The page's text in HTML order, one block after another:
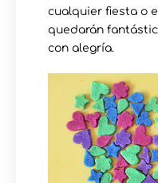
cualquier fiesta o
quedarán
con alegría.